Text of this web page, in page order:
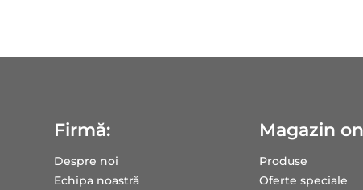
Firmă:
Despre noi
Echipa noastră
Magazin
Produse
Oferte speciale